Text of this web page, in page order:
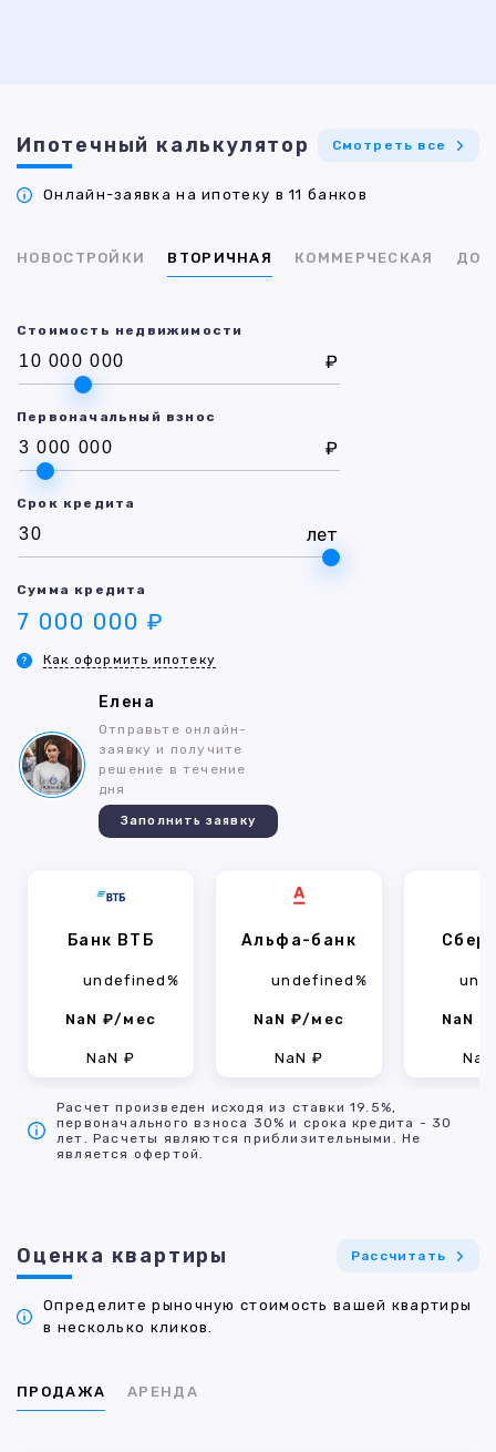
Ипотечный калькулятор Смотреть все
Онлайн-заявка на ипотеку в 11 банков
НОВОСТРОЙКИ ВТОРИЧНАЯ КОММЕРЧЕСКАЯ ДОМ
Стоимость недвижимости
₽
Первоначальный взнос
₽
Срок кредита
лет
Сумма кредита
7 000 000 ₽
Как оформить ипотеку
Елена
Отправьте онлайн-
заявку и получите
решение в течение
дня
Заполнить заявку
Банк ВТБ
undefined%
NaN ₽/мес
NaN ₽
Альфа-банк
undefined%
NaN ₽/мес
NaN ₽
NaN
Расчет произведен исходя из ставки 19.5%,
первоначального взноса 30% и срока кредита - 30
лет. Расчеты являются приблизительными. Не
является офертой.
Оценка квартиры Рассчитать
Определите рыночную стоимость вашей квартиры
в несколько кликов.
ПРОДАЖА АРЕНДА